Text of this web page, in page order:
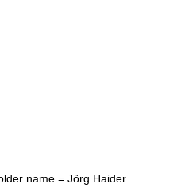
name = Jörg Haider